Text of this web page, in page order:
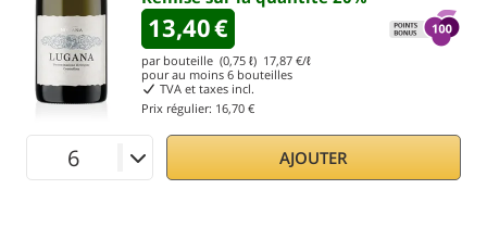
13,40€
par bouteille (0,75 ℓ) 17,87 €/ℓ
pour au moins 6 bouteilles
TVA et taxes incl.
Prix régulier: 16,70 €
AJOUTER